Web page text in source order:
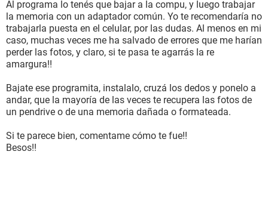
Al programa lo tenés que bajar a la compu, y luego trabajar
la memoria con un adaptador común. Yo te recomendaría no
trabajarla puesta en el celular, por las dudas. Al menos en mi
caso, muchas veces me ha salvado de errores que me harían
perder las fotos, y claro, si te pasa te agarrás la re
amargura!!
Bajate ese programita, instalalo, cruzá los dedos y ponelo a
andar, que la mayoría de las veces te recupera las fotos de
un pendrive o de una memoria dañada o formateada.
Si te parece bien, comentame cómo te fue!!
Besos!!